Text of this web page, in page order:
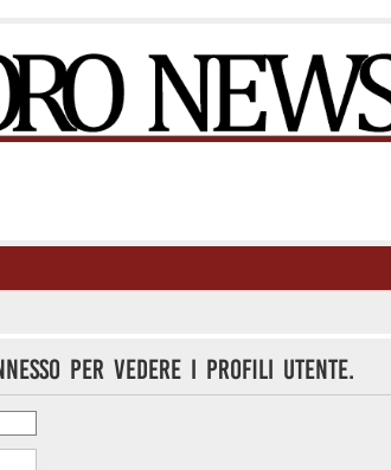
per vedere i profili utente.